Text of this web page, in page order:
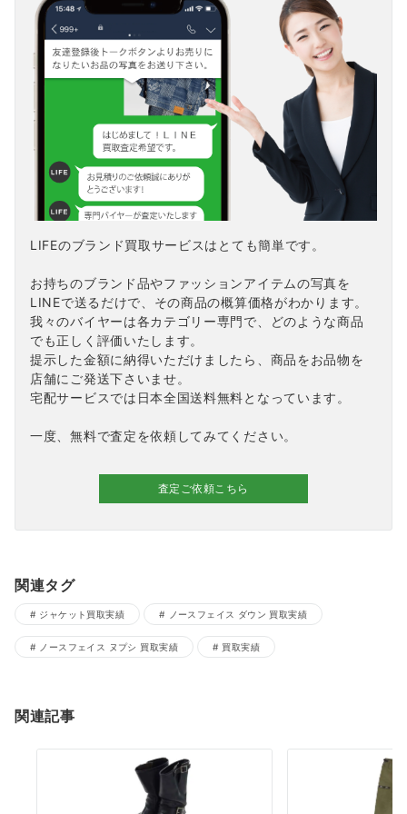
LIFEのブランド買取サービスはとても簡単です。
お持ちのブランド品やファッションアイテムの写真を
LINEで送るだけで、その商品の概算価格がわかります。
我々のバイヤーは各カテゴリー専門で、どのような商品
でも正しく評価いたします。
提示した金額に納得いただけましたら、商品をお品物を
店舗にご発送下さいませ。
宅配サービスでは日本全国送料無料となっています。
一度、無料で査定を依頼してみてください。
査定ご依頼こちら
関連タグ
ジャケット買取実績 ノースフェイス ダウン 買取実績
ノースフェイス ヌプシ 買取実績 買取実績
関連記事